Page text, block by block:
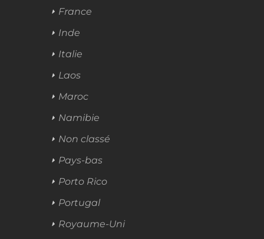
France
Inde
Italie
Laos
Maroc
Namibie
Non classé
Pays-bas
Porto Rico
Portugal
Royaume-Uni